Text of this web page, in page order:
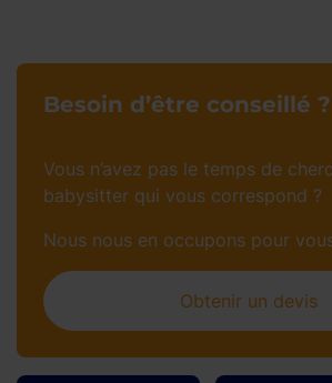
Besoin d’être conseillé ?
Vous n’avez pas le temps de
babysitter qui vous correspond ?
Nous nous en occupons pour
Obtenir un devis